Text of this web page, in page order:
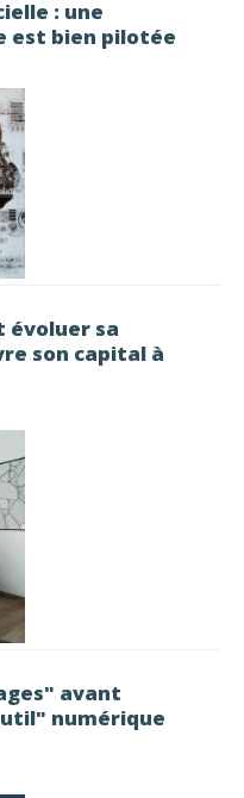
: une
est bien pilotée
évoluer sa
son capital à
avant
numérique